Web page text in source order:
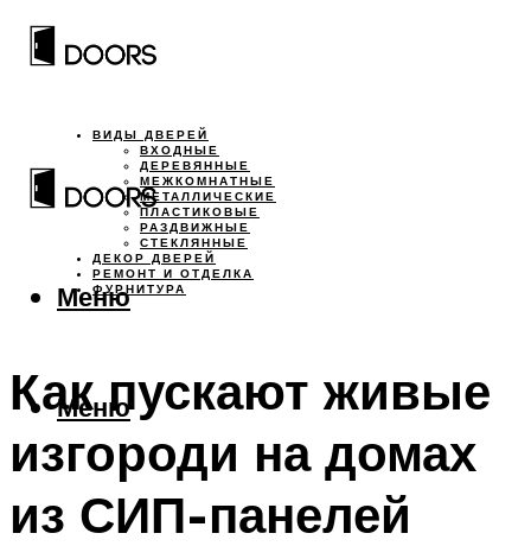
ВИДЫ ДВЕРЕЙ
ВХОДНЫЕ
ДЕРЕВЯННЫЕ
МЕЖКОМНАТНЫЕ
МЕТАЛЛИЧЕСКИЕ
ПЛАСТИКОВЫЕ
РАЗДВИЖНЫЕ
СТЕКЛЯННЫЕ
ДЕКОР ДВЕРЕЙ
РЕМОНТ И ОТДЕЛКА
ФУРНИТУРА
Меню
Меню
Как пускают живые
изгороди на домах
из СИП-панелей